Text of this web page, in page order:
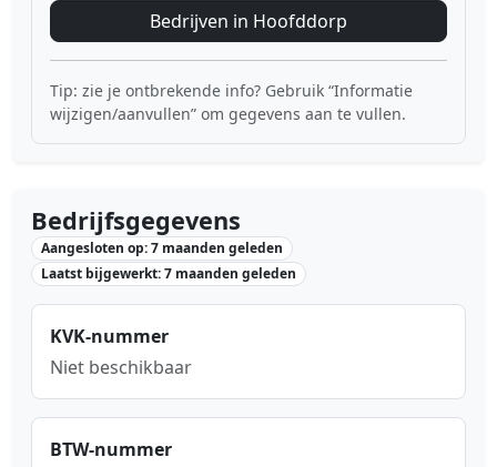
Bedrijven in Hoofddorp
Tip: zie je ontbrekende info? Gebruik “Informatie
wijzigen/aanvullen” om gegevens aan te vullen.
Bedrijfsgegevens
Aangesloten op: 7 maanden geleden
Laatst bijgewerkt: 7 maanden geleden
KVK-nummer
Niet beschikbaar
BTW-nummer